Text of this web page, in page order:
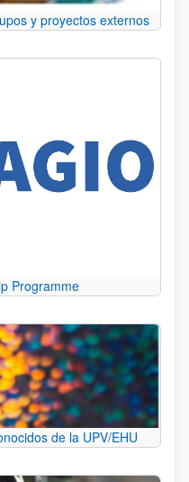
y proyectos externos
Programme
de la UPV/EHU